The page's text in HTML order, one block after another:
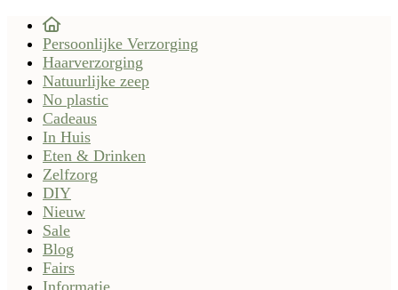
Persoonlijke Verzorging
Haarverzorging
Natuurlijke zeep
No plastic
Cadeaus
In Huis
Eten & Drinken
Zelfzorg
DIY
Nieuw
Sale
Blog
Fairs
Informatie